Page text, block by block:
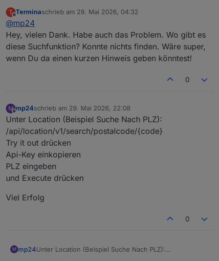
Seite verschiedene Suchfunktionen.
T
Offline
Terminaschrieb am 29. Mai 2026, 04:32
zuletzt editiert von
@mp24
Hey, vielen Dank. Habe auch das Problem. Wo gibt es
diese Suchfunktion? Konnte nichts finden. Wäre super,
wenn Du da einen kurzen Hinweis geben könntest!
0
M
Offline
mp24schrieb am 29. Mai 2026, 22:08
zuletzt editiert von
Unter Location (Beispiel Suche Nach PLZ):
/api/location/v1/search/postalcode/{code}
Try it out drücken
Api-Key einkopieren
PLZ eingeben
und Execute drücken
Viel Erfolg
0
M mp24Unter Location (Beispiel Suche Nach PLZ):